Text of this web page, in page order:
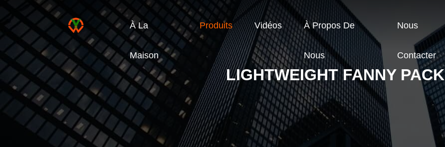
À La
Maison
Produits Vidéos À Propos De
Nous
Nous
Contacter
LIGHTWEIGHT FANNY PACK